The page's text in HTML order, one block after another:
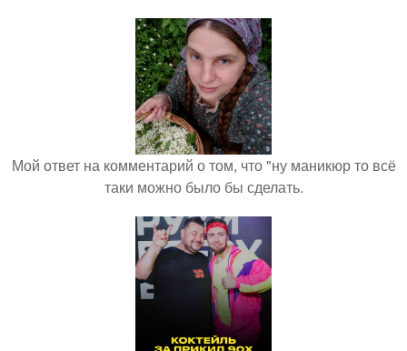
Мой ответ на комментарий о том, что "ну маникюр то всё
таки можно было бы сделать.